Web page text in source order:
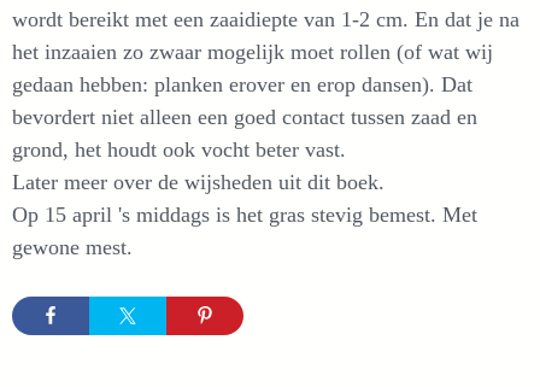
wordt bereikt met een zaaidiepte van 1-2 cm. En dat je na
het inzaaien zo zwaar mogelijk moet rollen (of wat wij
gedaan hebben: planken erover en erop dansen). Dat
bevordert niet alleen een goed contact tussen zaad en
grond, het houdt ook vocht beter vast.
Later meer over de wijsheden uit dit boek.
Op 15 april 's middags is het gras stevig bemest. Met
gewone mest.